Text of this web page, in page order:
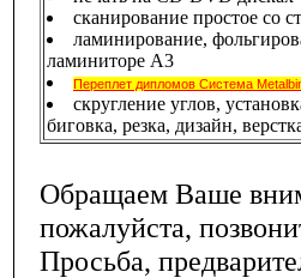
сканирование простое со
ламинирование,
ламиниторе А3
Переплет дипломов Система
скругление углов,
биговка, резка, дизайн,
Обращаем Ваше
пожалуйста,
Просьба,